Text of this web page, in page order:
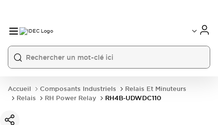
Accueil Composants Industriels
Relais Et Minuteurs
Relais
RH Power Relay RH4B-UDWDC110